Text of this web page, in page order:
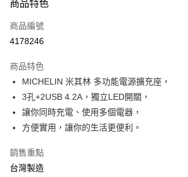
合作金庫商業銀行
上海商業儲蓄銀行
臺灣中小企業銀行
匯豐（台灣）商業銀行
華泰商業銀行
聯邦商業銀行
元大商業銀行
玉山商業銀行
台灣樂天信用卡公司
超商取貨付款
LINE Pay
Apple Pay
街口支付
悠遊付
全盈+PAY
商品特色
商品編號
4178246
商品特色
MICHELIN 米其林 多功能電源擴充座，
3孔+2USB 4.2A，獨立LED開關，
讓你同時充電、使用多個電器，
方便實用，讓你的生活更便利。
銷售重點
台灣製造